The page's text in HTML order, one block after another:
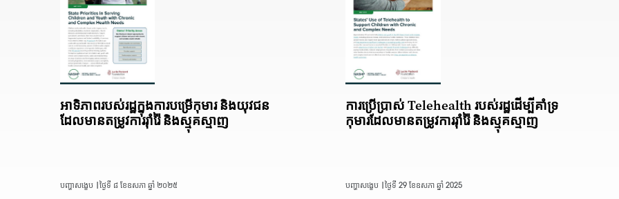
អាទិភាពរបស់រដ្ឋក្នុងការបម្រើកុមារ និងយុវជន
ដែលមានតម្រូវការរ៉ាំរ៉ៃ និងស្មុគស្មាញ
បញ្ហាសង្ខេប | ថ្ងៃទី ៨ ខែឧសភា ឆ្នាំ ២០២៥
ការប្រើប្រាស់ Telehealth របស់រដ្ឋដើម្បីគាំទ្រ
កុមារដែលមានតម្រូវការរ៉ាំរ៉ៃ និងស្មុគស្មាញ
បញ្ហាសង្ខេប |ថ្ងៃទី 29 ខែឧសភា ឆ្នាំ 2025